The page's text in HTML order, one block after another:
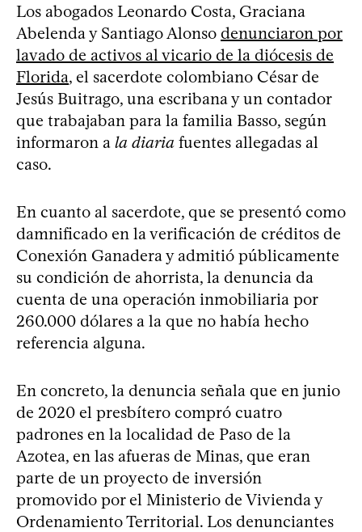
Los abogados Leonardo Costa, Graciana
Abelenda y Santiago Alonso denunciaron por
lavado de activos al vicario de la diócesis de
Florida, el sacerdote colombiano César de
Jesús Buitrago, una escribana y un contador
que trabajaban para la familia Basso, según
informaron a la diaria fuentes allegadas al
caso.
En cuanto al sacerdote, que se presentó como
damnificado en la verificación de créditos de
Conexión Ganadera y admitió públicamente
su condición de ahorrista, la denuncia da
cuenta de una operación inmobiliaria por
260.000 dólares a la que no había hecho
referencia alguna.
En concreto, la denuncia señala que en junio
de 2020 el presbítero compró cuatro
padrones en la localidad de Paso de la
Azotea, en las afueras de Minas, que eran
parte de un proyecto de inversión
promovido por el Ministerio de Vivienda y
Ordenamiento Territorial. Los denunciantes